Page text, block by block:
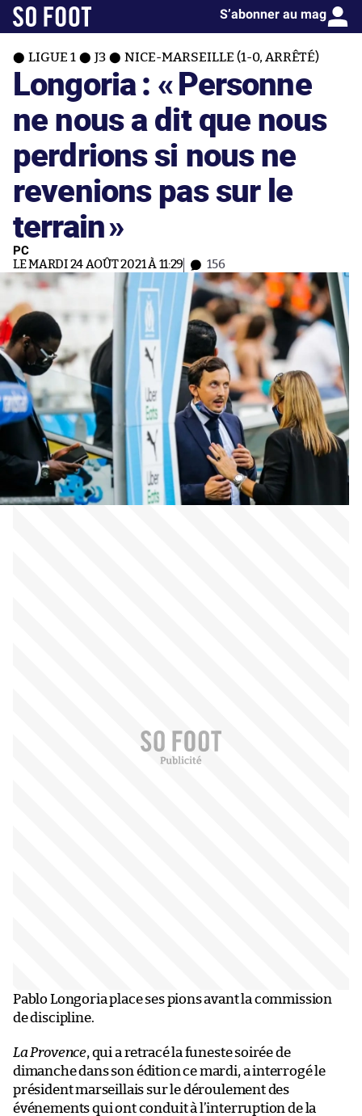
S’abonner au mag
LIGUE 1 J3 NICE-MARSEILLE (1-0, ARRÊTÉ)
Longoria : «Personne
ne nous a dit que nous
perdrions si nous ne
revenions pas sur le
terrain»
PC
LE MARDI 24 AOÛT 2021 À 11:29 156
Pablo Longoria place ses pions avant la commission
de discipline.
La Provence, qui a retracé la funeste soirée de
dimanche dans son édition ce mardi, a interrogé le
président marseillais sur le déroulement des
événements qui ont conduit à l’interruption de la